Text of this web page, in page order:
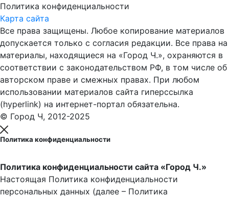
Политика конфиденциальности
Карта сайта
Все права защищены. Любое копирование материалов
допускается только с согласия редакции. Все права на
материалы, находящиеся на «Город Ч.», охраняются в
соответствии с законодательством РФ, в том числе об
авторском праве и смежных правах. При любом
использовании материалов сайта гиперссылка
(hyperlink) на интернет-портал обязательна.
© Город Ч, 2012-2025
Политика конфиденциальности
Политика конфиденциальности сайта «Город Ч.»
Настоящая Политика конфиденциальности
персональных данных (далее – Политика